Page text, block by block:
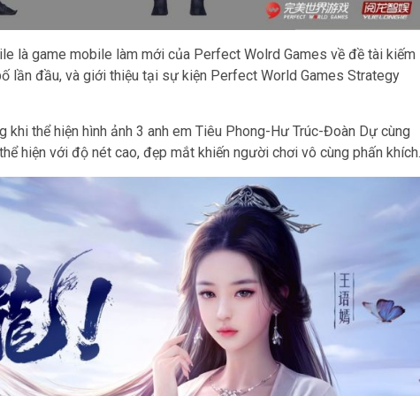
là game mobile làm mới của Perfect Wolrd Games về đề tài kiếm
lần đầu, và giới thiệu tại sự kiện Perfect World Games Strategy
thể hiện hình ảnh 3 anh em Tiêu Phong-Hư Trúc-Đoàn Dự cùng
hiện với độ nét cao, đẹp mắt khiến người chơi vô cùng phấn khích.